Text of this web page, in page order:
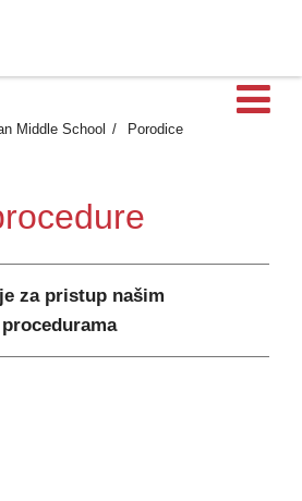
Middle School
Porodice
za pristup našim